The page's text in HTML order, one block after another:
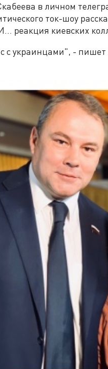
в личном
ток-шоу
реакция киевских
с украинцами", - пишет